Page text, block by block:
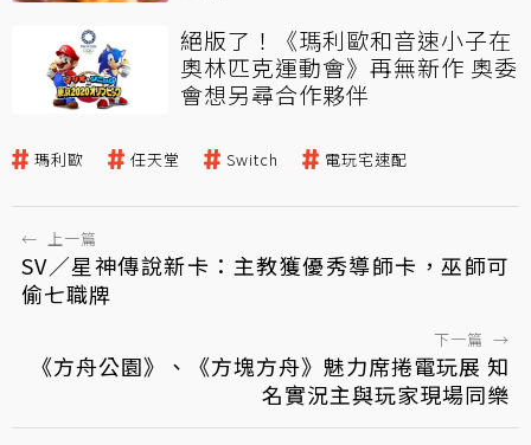
絕版了！《瑪利歐和音速小子在
奧林匹克運動會》再無新作 奧委
會想另尋合作夥伴
瑪利歐 任天堂 Switch 電玩宅速配
← 上一篇
SV／星神傳說新卡：主教獲優秀導師卡，巫師可
偷七職牌
下一篇 →
《方舟公園》、《方塊方舟》魅力席捲電玩展 知
名實況主與玩家現場同樂